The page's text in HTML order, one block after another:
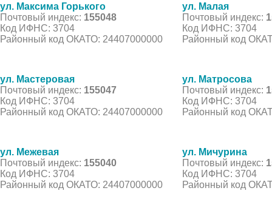
ул. Максима Горького
Почтовый индекс: 155048
Код ИФНС: 3704
Районный код ОКАТО: 24407000000
ул. Малая
Почтовый индекс:
Код ИФНС: 3704
Районный код
ул. Мастеровая
Почтовый индекс: 155047
Код ИФНС: 3704
Районный код ОКАТО: 24407000000
ул. Матросова
Почтовый индекс:
Код ИФНС: 3704
Районный код
ул. Межевая
Почтовый индекс: 155040
Код ИФНС: 3704
Районный код ОКАТО: 24407000000
ул. Мичурина
Почтовый индекс:
Код ИФНС: 3704
Районный код